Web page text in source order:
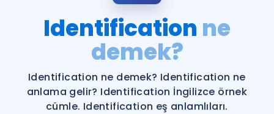
Şifremi Hatırlamıyorum
Katılımcı Görüşleri
Faydalı Araçlar
Ücretsiz Kaynaklar
İngilizce Gramer
Identification ne
demek?
Identification ne demek? Identification ne
anlama gelir? Identification İngilizce örnek
cümle. Identification eş anlamlıları.